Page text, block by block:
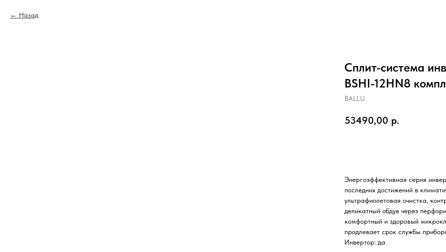
Назад
Сплит-система
BSHI-12HN8
BALLU
53490,00 р.
Энергоэффективная серия
последних достижений в
ультрафиолетовая очистка,
деликатный обдув через
комфортный и здоровый
продлевает срок службы
Инвертор: да